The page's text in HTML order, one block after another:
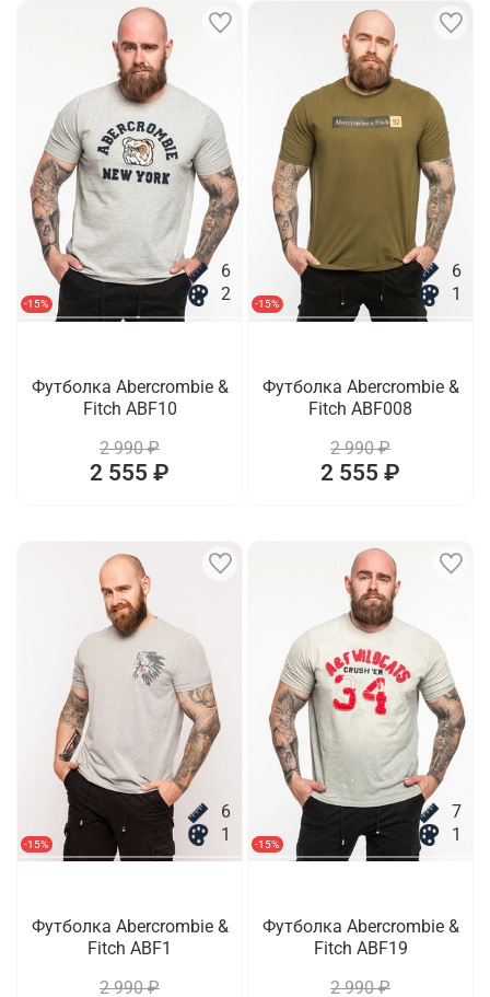
-15%
6
2
Футболка Abercrombie &
Fitch ABF10
2 990 ₽
2 555 ₽
-15%
6
1
Футболка Abercrombie &
Fitch ABF008
2 990 ₽
2 555 ₽
-15%
6
1
Футболка Abercrombie &
Fitch ABF1
2 990 ₽
-15%
7
1
Футболка Abercrombie &
Fitch ABF19
2 990 ₽